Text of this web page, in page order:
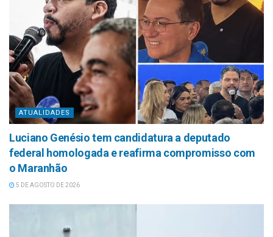
ATUALIDADES
Luciano Genésio tem candidatura a deputado
federal homologada e reafirma compromisso com
o Maranhão
5 DE AGOSTO DE 2026